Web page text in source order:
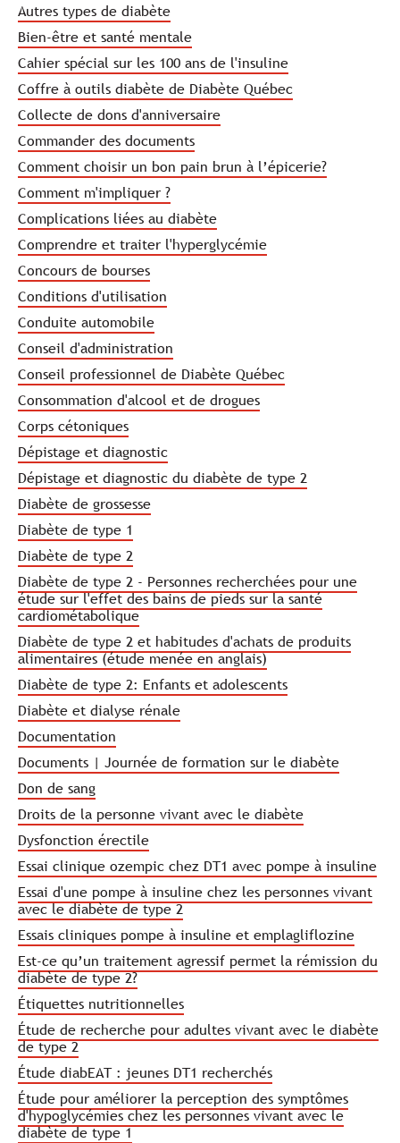
Autres types de diabète
Bien-être et santé mentale
Cahier spécial sur les 100 ans de l'insuline
Coffre à outils diabète de Diabète Québec
Collecte de dons d'anniversaire
Commander des documents
Comment choisir un bon pain brun à l’épicerie?
Comment m'impliquer ?
Complications liées au diabète
Comprendre et traiter l'hyperglycémie
Concours de bourses
Conditions d'utilisation
Conduite automobile
Conseil d'administration
Conseil professionnel de Diabète Québec
Consommation d'alcool et de drogues
Corps cétoniques
Dépistage et diagnostic
Dépistage et diagnostic du diabète de type 2
Diabète de grossesse
Diabète de type 1
Diabète de type 2
Diabète de type 2 - Personnes recherchées pour une
étude sur l'effet des bains de pieds sur la santé
cardiométabolique
Diabète de type 2 et habitudes d'achats de produits
alimentaires (étude menée en anglais)
Diabète de type 2: Enfants et adolescents
Diabète et dialyse rénale
Documentation
Documents | Journée de formation sur le diabète
Don de sang
Droits de la personne vivant avec le diabète
Dysfonction érectile
Essai clinique ozempic chez DT1 avec pompe à insuline
Essai d'une pompe à insuline chez les personnes vivant
avec le diabète de type 2
Essais cliniques pompe à insuline et emplagliflozine
Est-ce qu’un traitement agressif permet la rémission du
diabète de type 2?
Étiquettes nutritionnelles
Étude de recherche pour adultes vivant avec le diabète
de type 2
Étude diabEAT : jeunes DT1 recherchés
Étude pour améliorer la perception des symptômes
d'hypoglycémies chez les personnes vivant avec le
diabète de type 1